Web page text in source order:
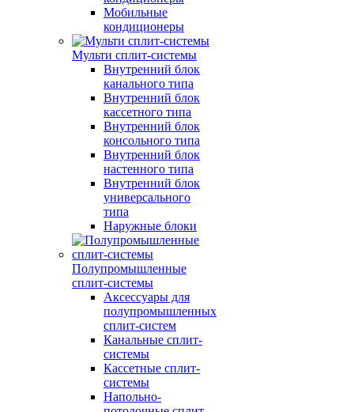
Мобильные
кондиционеры
Мульти сплит-системы
Внутренний блок
канального типа
Внутренний блок
кассетного типа
Внутренний блок
консольного типа
Внутренний блок
настенного типа
Внутренний блок
универсального
типа
Наружные блоки
Полупромышленные
сплит-системы
Аксессуары для
полупромышленных
сплит-систем
Канальные сплит-
системы
Кассетные сплит-
системы
Напольно-